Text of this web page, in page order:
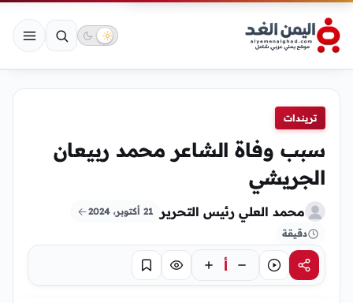
تريندات
سبب وفاة الشاعر محمد ربيعان
الجريشي
محمد العلي رئيس التحرير
21 أكتوبر، 2024
دقيقة
مشاركةاستماع أ تركيز حفظ